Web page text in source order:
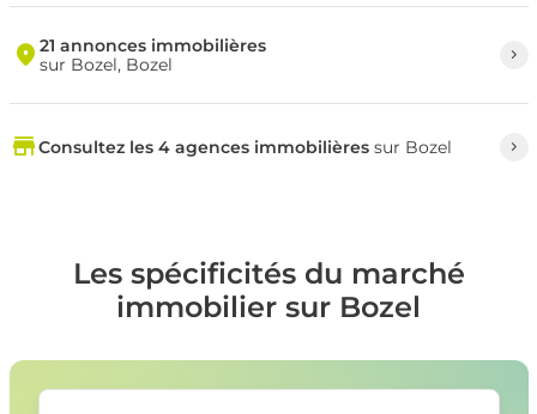
21 annonces immobilières
sur Bozel, Bozel
Consultez les 4 agences immobilièressur Bozel
Les spécificités du marché
immobilier sur Bozel